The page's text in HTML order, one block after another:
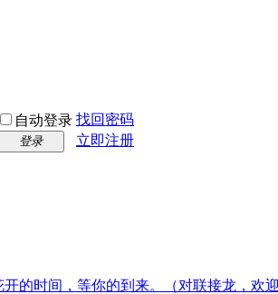
自动登录 找回密码
登录
立即注册
开的时间，等你的到来。（对联接龙，欢